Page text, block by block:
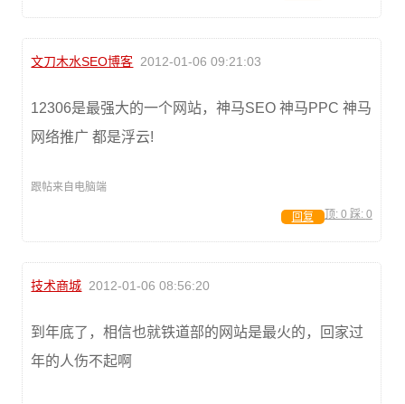
文刀木水SEO博客 2012-01-06 09:21:03
12306是最强大的一个网站，神马SEO 神马PPC 神马
网络推广 都是浮云!
跟帖来自电脑端
顶: 0 踩: 0
回复
技术商城 2012-01-06 08:56:20
到年底了，相信也就铁道部的网站是最火的，回家过
年的人伤不起啊